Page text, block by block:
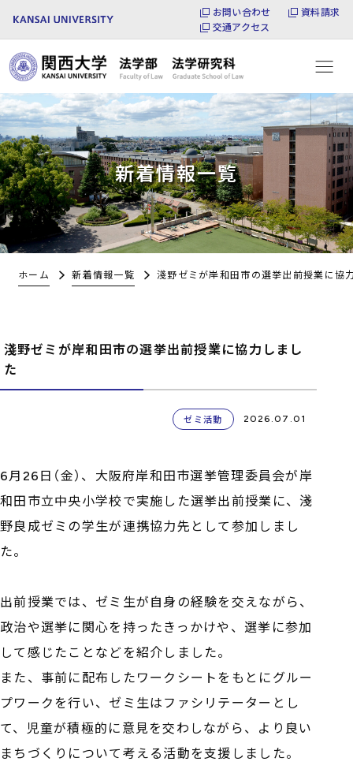
お問い合わせ
資料請求
交通アクセス
新着情報一覧
ホーム 新着情報一覧 淺野ゼミが岸和田市の選挙出前授業に協
淺野ゼミが岸和田市の選挙出前授業に協力しまし
た
ゼミ活動 2026.07.01
6月26日（金）、大阪府岸和田市選挙管理委員会が岸
和田市立中央小学校で実施した選挙出前授業に、淺
野良成ゼミの学生が連携協力先として参加しまし
た。
出前授業では、ゼミ生が自身の経験を交えながら、
政治や選挙に関心を持ったきっかけや、選挙に参加
して感じたことなどを紹介しました。
また、事前に配布したワークシートをもとにグルー
プワークを行い、ゼミ生はファシリテーターとし
て、児童が積極的に意見を交わしながら、より良い
まちづくりについて考える活動を支援しました。